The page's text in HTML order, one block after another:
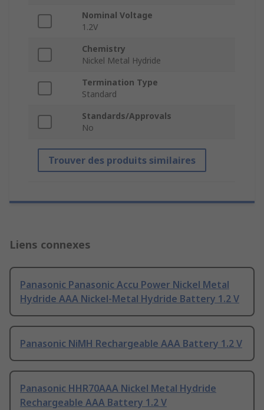
Nominal Voltage
1.2V
Chemistry
Nickel Metal Hydride
Termination Type
Standard
Standards/Approvals
No
Trouver des produits similaires
Liens connexes
Panasonic Panasonic Accu Power Nickel Metal
Hydride AAA Nickel-Metal Hydride Battery 1.2 V
Panasonic NiMH Rechargeable AAA Battery 1.2 V
Panasonic HHR70AAA Nickel Metal Hydride
Rechargeable AAA Battery 1.2 V